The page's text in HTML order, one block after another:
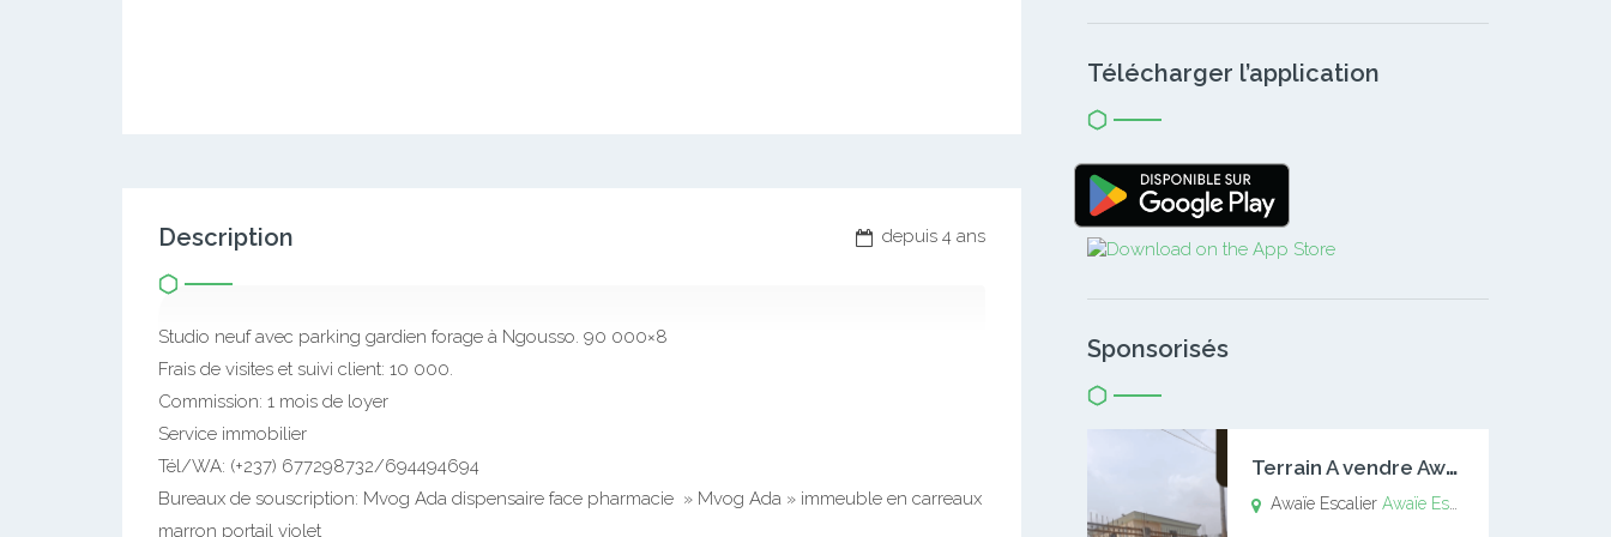
depuis 4 ans
Description
Studio neuf avec parking gardien forage à Ngousso. 90 000×8
Frais de visites et suivi client: 10 000.
Commission: 1 mois de loyer
Service immobilier
Tél/WA: (+237) 677298732/694494694
Bureaux de souscription: Mvog Ada dispensaire face pharmacie » Mvog Ada » immeuble en carreaux
marron portail violet
Télécharger l’application
Sponsorisés
T
errain A vendre Awaïe Escalier
Awaïe EscalierAwaïe Escalier